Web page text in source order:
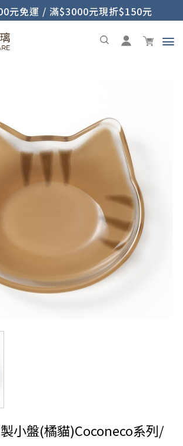
元免運 / 滿$3000元現折$150元
小盤(橘貓)Coconeco系列/